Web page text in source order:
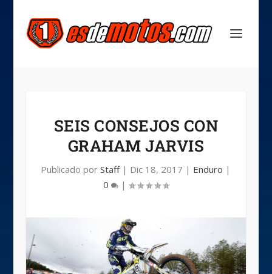
SEIS CONSEJOS CON
GRAHAM JARVIS
Publicado porStaff| Dic 18, 2017 | Enduro |
0
|